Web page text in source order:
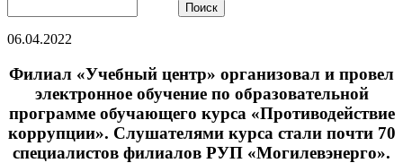
06.04.2022
Филиал «Учебный центр» организовал и провел
электронное обучение по образовательной
программе обучающего курса «Противодействие
коррупции». Слушателями курса стали почти 70
специалистов филиалов РУП «Могилевэнерго».